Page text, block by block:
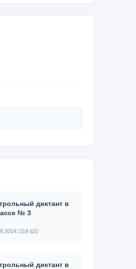
диктант в
№ 3
219 621
диктант в